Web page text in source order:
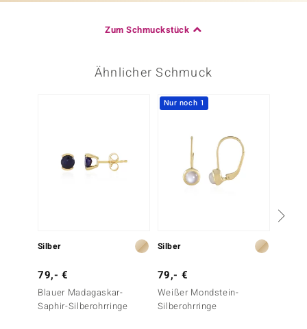
Zum Schmuckstück
Ähnlicher Schmuck
Silber
79,- €
Blauer Madagaskar-
Saphir-Silberohrringe
Nur noch 1
Silber
79,- €
Weißer Mondstein-
Silberohrringe